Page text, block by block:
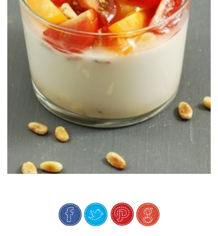
YOGUR (SALADO) DE RICOTTA,
TOMATES SECOS & ALBAHACA
(SALADO)
Un yogur ideal como entrante de verano, en versión salada con
ricotta, tomates y albahaca.